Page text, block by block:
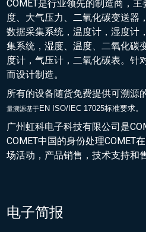
COMET是行业领先的制造商，
度、大气压力、二氧化碳变送器
数据采集系统，温度计，湿度计
集系统，湿度、温度、二氧化碳
度计，气压计，二氧化碳表。针
而设计制造。
所有的设备随货免费提供可溯源
量溯源基于EN ISO/IEC 17025标准要求。
广州虹科电子科技有限公司是
COMET中国的身份处理COMET
场活动，产品销售，技术支持和
电子简报